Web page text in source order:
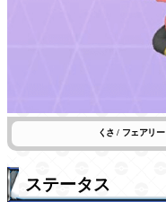
くさ / フェアリー
ステータス